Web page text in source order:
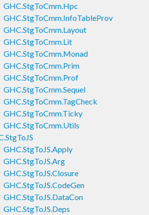
GHC.StgToCmm.Hpc
GHC.StgToCmm.InfoTableProv
GHC.StgToCmm.Layout
GHC.StgToCmm.Lit
GHC.StgToCmm.Monad
GHC.StgToCmm.Prim
GHC.StgToCmm.Prof
GHC.StgToCmm.Sequel
GHC.StgToCmm.TagCheck
GHC.StgToCmm.Ticky
GHC.StgToCmm.Utils
GHC.StgToJS.Apply
GHC.StgToJS.Arg
GHC.StgToJS.Closure
GHC.StgToJS.CodeGen
GHC.StgToJS.DataCon
GHC.StgToJS.Deps